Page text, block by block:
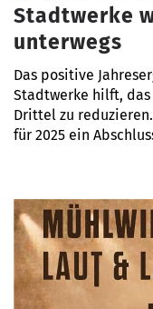
Stadtwerke
unterwegs
Das positive
Stadtwerke hilft, das
Drittel zu
für 2025 ein